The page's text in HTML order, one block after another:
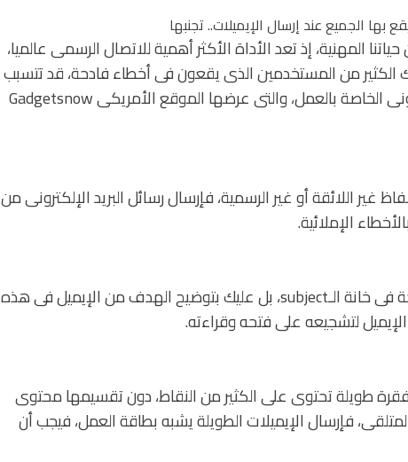
المهنية، إذ تعد الأداة الأكثر أهمية للاتصال الرسمى عالميا،
الكثير من المستخدمين الذى يقعون فى أخطاء فادحة، قد تتسبب
فى إزعاج الطرف الآخر، خاصة فى رسائل البريد الإلكترونى الخاصة بالعمل، والتى عرضها الموقع الأمريكى Gadgetsnow
غير اللائقة أو غير الرسمية، فإرسال رسائل البريد الإلكترونى من
الإملائية.
عليك بتجنب استخدام مصطلحات أو كلمات غير واضحة فى خانة الـsubject، بل عليك بتوضيح الهدف من الإيميل فى هذه
لتشجيعه على فتحه وقراءته.
فقرة طويلة تحتوى على الكثير من النقاط، دون تقسيمها محتوى
فإرسال الإيميلات الطويلة يشبه بطاقة العمل، فيجب أن